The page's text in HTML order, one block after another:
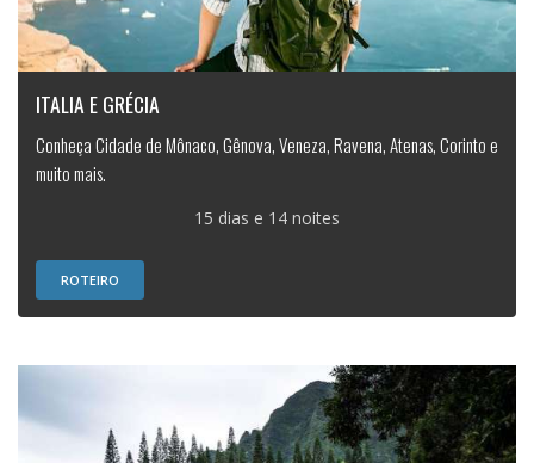
ITALIA E GRÉCIA
Conheça Cidade de Mônaco, Gênova, Veneza, Ravena, Atenas, Corinto e
muito mais.
15 dias e 14 noites
ROTEIRO